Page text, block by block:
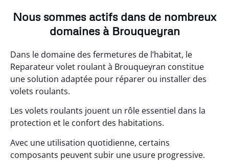
Nous sommes actifs dans de nombreux
domaines à Brouqueyran
Dans le domaine des fermetures de l’habitat, le
Reparateur volet roulant à Brouqueyran constitue
une solution adaptée pour réparer ou installer des
volets roulants.
Les volets roulants jouent un rôle essentiel dans la
protection et le confort des habitations.
Avec une utilisation quotidienne, certains
composants peuvent subir une usure progressive.